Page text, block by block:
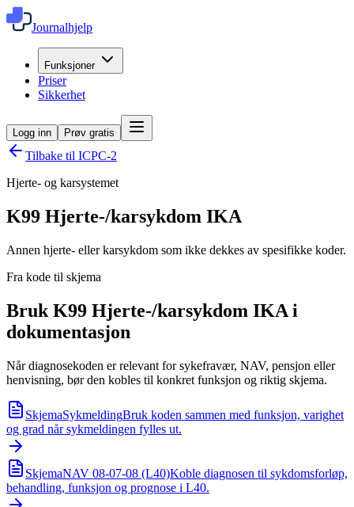
Journalhjelp
Funksjoner
Priser
Sikkerhet
Logg inn Prøv gratis
Tilbake til ICPC-2
Hjerte- og karsystemet
K99 Hjerte-/karsykdom IKA
Annen hjerte- eller karsykdom som ikke dekkes av spesifikke koder.
Fra kode til skjema
Bruk K99 Hjerte-/karsykdom IKA i
dokumentasjon
Når diagnosekoden er relevant for sykefravær, NAV, pensjon eller
henvisning, bør den kobles til konkret funksjon og riktig skjema.
SkjemaSykmeldingBruk koden sammen med funksjon, varighet
og grad når sykmeldingen fylles ut.
SkjemaNAV 08-07-08 (L40)Koble diagnosen til sykdomsforløp,
behandling, funksjon og prognose i L40.